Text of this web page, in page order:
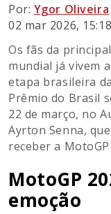
Por: Ygor Oliveira
02 mar 2026, 15:18
Os fãs da
mundial já vivem
etapa brasileira
Prêmio do Brasil
22 de março, no
Ayrton Senna,
receber a
MotoGP
emoção